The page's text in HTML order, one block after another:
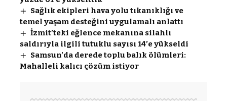
Sağlık ekipleri hava yolu tıkanıklığı ve
temel yaşam desteğini uygulamalı anlattı
İzmit’teki eğlence mekanına silahlı
saldırıyla ilgili tutuklu sayısı 14’e yükseldi
Samsun’da derede toplu balık ölümleri:
Mahalleli kalıcı çözüm istiyor